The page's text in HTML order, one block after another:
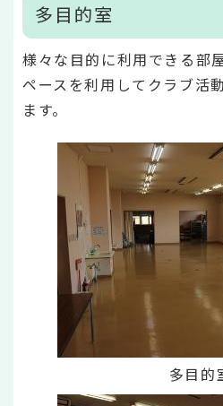
多目的室
様々な目的に利用できる部
ペースを利用してクラブ活
ます。
多目的